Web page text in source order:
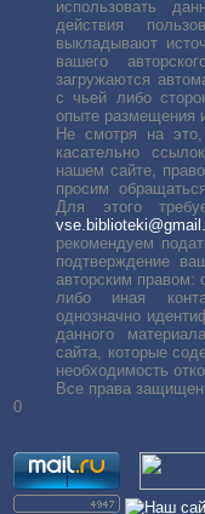
использовать
действия
выкладывают
вашего
загружаются
с чьей либо
опыте размещения
Не смотря на
касательно
нашем сайте,
просим
Для этого
рекомендуем
подтверждение
авторским правом:
либо иная
однозначно
данного
сайта, которые
необходимость
Все права
0